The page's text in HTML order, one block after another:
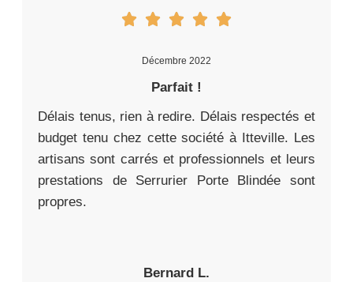
Décembre 2022
Parfait !
Délais tenus, rien à redire. Délais respectés et
budget tenu chez cette société à Itteville. Les
artisans sont carrés et professionnels et leurs
prestations de Serrurier Porte Blindée sont
propres.
Bernard L.